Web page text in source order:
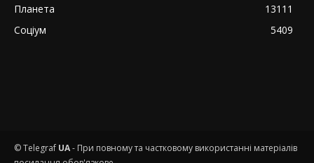
Планета
13111
Соціум
5409
© Telegraf UA- При повному та частковому використанні матеріалів